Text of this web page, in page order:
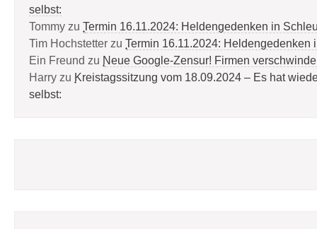
selbst:
Tommy zu Termin 16.11.2024: Heldengedenken in
Tim Hochstetter zu Termin 16.11.2024: Heldengedenken
Ein Freund zu Neue Google-Zensur! Firmen
Harry zu Kreistagssitzung vom 18.09.2024 – Es hat
selbst: